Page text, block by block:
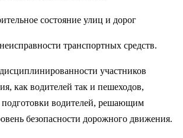
состояние улиц и дорог
транспортных средств.
участников
как водителей так и пешеходов,
подготовки водителей, решающим
безопасности дорожного движения.